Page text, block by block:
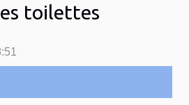
toilettes